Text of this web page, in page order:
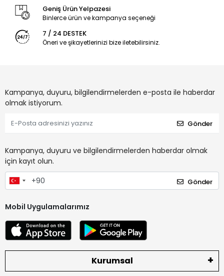
Geniş Ürün Yelpazesi
Binlerce ürün ve kampanya seçeneği
7 / 24 DESTEK
Öneri ve şikayetlerinizi bize iletebilirsiniz.
Kampanya, duyuru, bilgilendirmelerden e-posta ile haberdar
olmak istiyorum.
Gönder
Kampanya, duyuru ve bilgilendirmelerden haberdar olmak
için kayıt olun.
Gönder
Mobil Uygulamalarımız
Kurumsal